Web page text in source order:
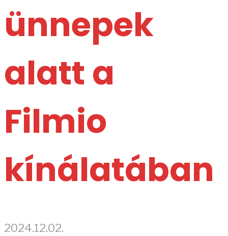
ünnepek
alatt a
Filmio
kínálatában
2024.12.02.